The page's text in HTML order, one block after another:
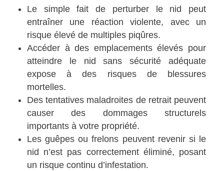
Le simple fait de perturber le nid peut
entraîner une réaction violente, avec un
risque élevé de multiples piqûres.
Accéder à des emplacements élevés pour
atteindre le nid sans sécurité adéquate
expose à des risques de blessures
mortelles.
Des tentatives maladroites de retrait peuvent
causer des dommages structurels
importants à votre propriété.
Les guêpes ou frelons peuvent revenir si le
nid n’est pas correctement éliminé, posant
un risque continu d’infestation.